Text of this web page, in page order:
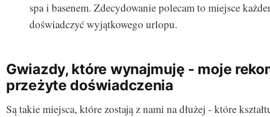
spa i basenem. Zdecydowanie polecam to miejsce
doświadczyć wyjątkowego urlopu.
Gwiazdy, które wynajmuję - moje
przeżyte doświadczenia
Są takie miejsca, które zostają z nami na dłużej - które